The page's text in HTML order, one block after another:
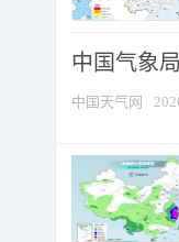
中国气象
中国天气网